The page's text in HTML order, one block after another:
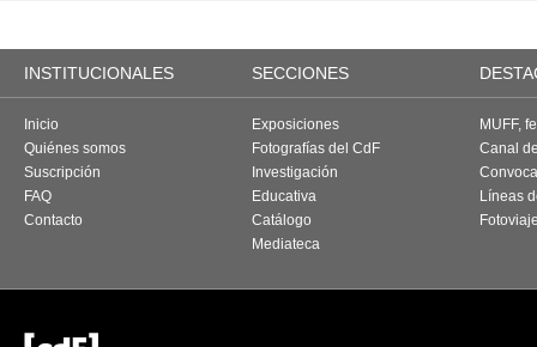
INSTITUCIONALES SECCIONES
Inicio
Quiénes somos
Suscripción
FAQ
Contacto
Exposiciones
Fotografías del CdF
Investigación
Educativa
Catálogo
Mediateca
MUFF,
Canal
Líneas